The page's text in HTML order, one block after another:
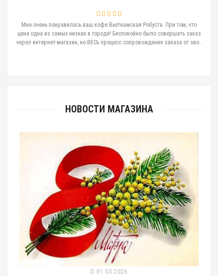
Мне очень понравилась ваш кофе Вьетнамская Робуста. При том, что
цена одна из самых низких в городе! Беспокойно было совершать заказ
через интернет-магазин, но ВЕСЬ процесс сопровождения заказа от зво..
НОВОСТИ МАГАЗИНА
01.03.2026